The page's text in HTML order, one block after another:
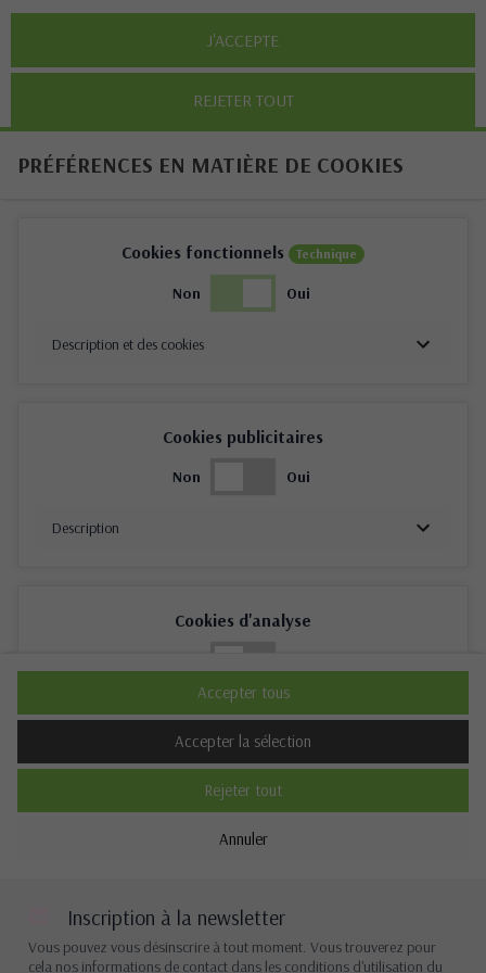
REJETER TOUT
J'ACCEPTE
PRÉFÉRENCES EN MATIÈRE DE COOKIES
Cookies fonctionnels Technique
Non Oui
Description et des cookies
Cookies publicitaires
Non Oui
Description
Cookies d'analyse
Description
Cookies de performance
Annuler
Rejeter tout
Accepter la sélection
Accepter tous
Inscription à la newsletter
Vous pouvez vous désinscrire à tout moment. Vous trouverez pour
cela nos informations de contact dans les conditions d'utilisation du